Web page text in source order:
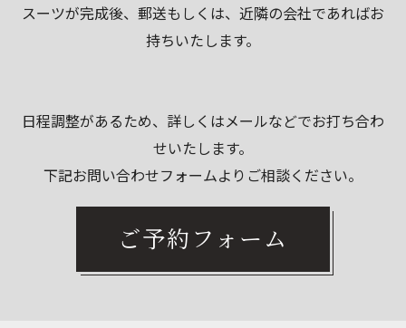
スーツが完成後、郵送もしくは、近隣の会社であればお
持ちいたします。
日程調整があるため、詳しくはメールなどでお打ち合わ
せいたします。
下記お問い合わせフォームよりご相談ください。
ご予約フォーム